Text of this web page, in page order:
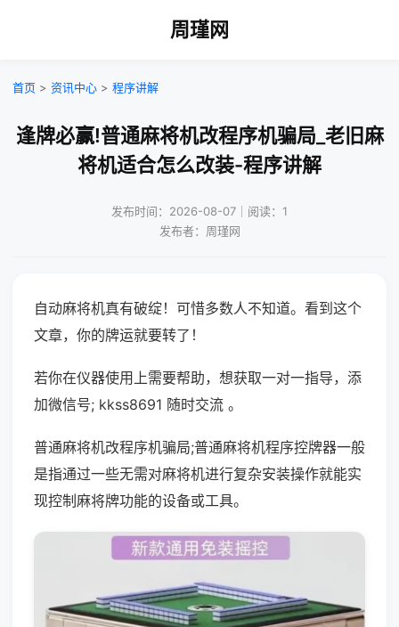
周瑾网
首页 > 资讯中心 > 程序讲解
逢牌必赢!普通麻将机改程序机骗局_老旧麻
将机适合怎么改装-程序讲解
发布时间：2026-08-07｜阅读：1
发布者：周瑾网
自动麻将机真有破绽！可惜多数人不知道。看到这个
文章，你的牌运就要转了！
若你在仪器使用上需要帮助，想获取一对一指导，添
加微信号; kkss8691 随时交流 。
普通麻将机改程序机骗局;普通麻将机程序控牌器一般
是指通过一些无需对麻将机进行复杂安装操作就能实
现控制麻将牌功能的设备或工具。